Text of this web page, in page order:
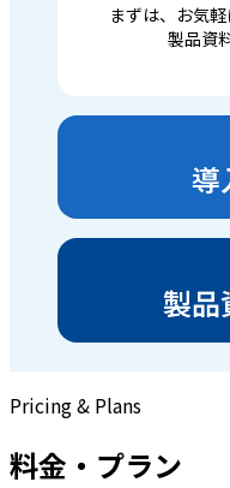
まずは、お気
製品資
導
製品
Pricing & Plans
料金・プラン